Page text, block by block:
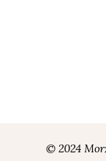
© 2024